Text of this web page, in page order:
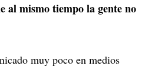
al mismo tiempo la gente no
muy poco en medios